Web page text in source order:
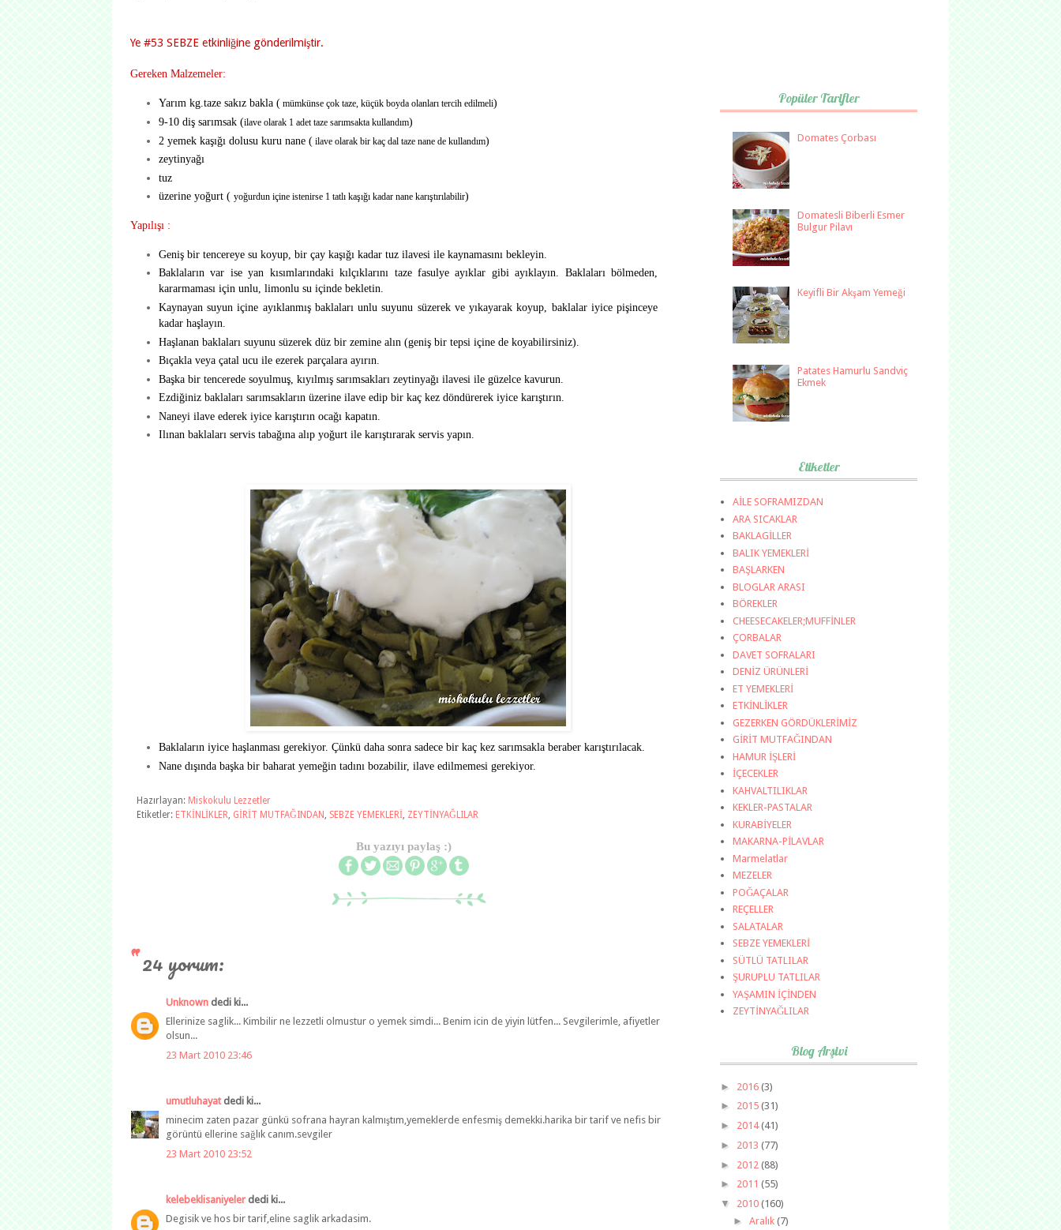
Ye #53 SEBZE etkinliğine gönderilmiştir.
Gereken Malzemeler:
Yarım kg.taze sakız bakla ( mümkünse çok taze, küçük boyda olanları tercih edilmeli)
9-10 diş sarımsak (ilave olarak 1 adet taze sarımsakta kullandım)
2 yemek kaşığı dolusu kuru nane (ilave olarak bir kaç dal taze nane de kullandım)
zeytinyağı
tuz
üzerine yoğurt ( yoğurdun içine istenirse 1 tatlı kaşığı kadar nane karıştırılabilir)
Yapılışı :
Geniş bir tencereye su koyup, bir çay kaşığı kadar tuz ilavesi ile kaynamasını bekleyin.
Baklaların var ise yan kısımlarındaki kılçıklarını taze fasulye ayıklar gibi ayıklayın. Baklaları bölmeden,
kararmaması için unlu, limonlu su içinde bekletin.
Kaynayan suyun içine ayıklanmış baklaları unlu suyunu süzerek ve yıkayarak koyup, baklalar iyice pişinceye
kadar haşlayın.
Haşlanan baklaları suyunu süzerek düz bir zemine alın (geniş bir tepsi içine de koyabilirsiniz).
Bıçakla veya çatal ucu ile ezerek parçalara ayırın.
Başka bir tencerede soyulmuş, kıyılmış sarımsakları zeytinyağı ilavesi ile güzelce kavurun.
Ezdiğiniz baklaları sarımsakların üzerine ilave edip bir kaç kez döndürerek iyice karıştırın.
Naneyi ilave ederek iyice karıştırın ocağı kapatın.
Ilınan baklaları servis tabağına alıp yoğurt ile karıştırarak servis yapın.
Baklaların iyice haşlanması gerekiyor. Çünkü daha sonra sadece bir kaç kez sarımsakla beraber karıştırılacak.
Nane dışında başka bir baharat yemeğin tadını bozabilir, ilave edilmemesi gerekiyor.
Hazırlayan: Miskokulu Lezzetler
Etiketler: ETKİNLİKLER GİRİT MUTFAĞINDAN SEBZE YEMEKLERİ ZEYTİNYAĞLILAR
Bu yazıyı paylaş :)
24 yorum:
Unknown dedi ki...
Ellerinize saglik... Kimbilir ne lezzetli olmustur o yemek simdi... Benim icin de yiyin lütfen... Sevgilerimle, afiyetler
olsun...
23 Mart 2010 23:46
umutluhayatdedi ki...
minecim zaten pazar günkü sofrana hayran kalmıştım,yemeklerde enfesmiş demekki.harika bir tarif ve nefis bir
görüntü ellerine sağlık canım.sevgiler
23 Mart 2010 23:52
kelebeklisaniyeler dedi ki...
Degisik ve hos bir tarif,eline saglik arkadasim.
Popüler Tarifler
Domates Çorbası
Domatesli Biberli Esmer
Bulgur Pilavı
Keyifli Bir Akşam Yemeği
Patates Hamurlu Sandviç
Ekmek
Etiketler
AİLE SOFRAMIZDAN
ARA SICAKLAR
BAKLAGİLLER
BALIK YEMEKLERİ
BAŞLARKEN
BLOGLAR ARASI
BÖREKLER
CHEESECAKELER;MUFFİNLER
ÇORBALAR
DAVET SOFRALARI
DENİZ ÜRÜNLERİ
ET YEMEKLERİ
ETKİNLİKLER
GEZERKEN GÖRDÜKLERİMİZ
GİRİT MUTFAĞINDAN
HAMUR İŞLERİ
İÇECEKLER
KAHVALTILIKLAR
KEKLER-PASTALAR
KURABİYELER
MAKARNA-PİLAVLAR
Marmelatlar
MEZELER
POĞAÇALAR
REÇELLER
SALATALAR
SEBZE YEMEKLERİ
SÜTLÜ TATLILAR
ŞURUPLU TATLILAR
YAŞAMIN İÇİNDEN
ZEYTİNYAĞLILAR
Blog Arşivi
► 2016 (3)
► 2015 (31)
► 2014(41)
► 2013 (77)
► 2012 (88)
► 2011 (55)
▼ 2010 (160)
► Aralık (7)